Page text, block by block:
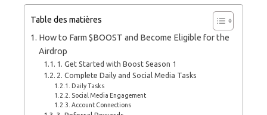
Table des matières
How to Farm $BOOST and Become Eligible for the
Airdrop
1. Get Started with Boost Season 1
2. Complete Daily and Social Media Tasks
Daily Tasks
Social Media Engagement
Account Connections